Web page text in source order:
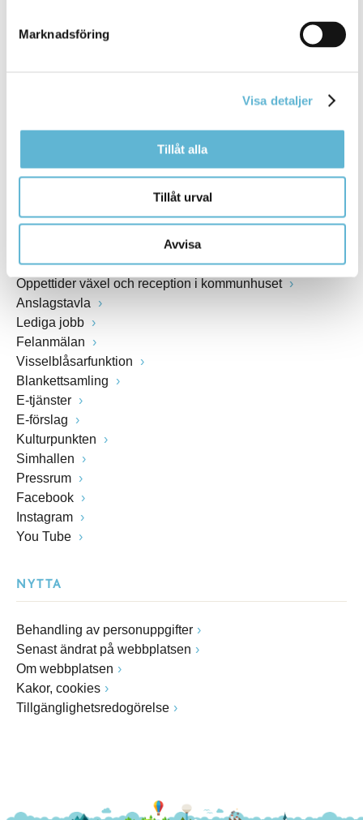
Marknadsföring
Visa detaljer
Tillåt alla
Tillåt urval
Avvisa
Box 18, 295 21 Bromölla
Fax: 0456-82 22 00
Öppettider växel och reception i kommunhuset
Anslagstavla
Lediga jobb
Felanmälan
Visselblåsarfunktion
Blankettsamling
E-tjänster
E-förslag
Kulturpunkten
Simhallen
Pressrum
Facebook
Instagram
You Tube
NYTTA
Behandling av personuppgifter
Senast ändrat på webbplatsen
Om webbplatsen
Kakor, cookies
Tillgänglighetsredogörelse